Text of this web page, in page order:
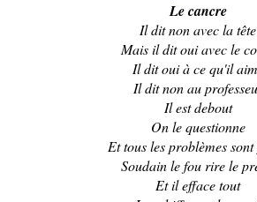
Le cancre
Il dit non avec la tête
Mais il dit oui avec le
Il dit oui à ce qu'il
Il dit non au
Il est debout
On le questionne
Et tous les problèmes sont
Soudain le fou rire le
Et il efface tout